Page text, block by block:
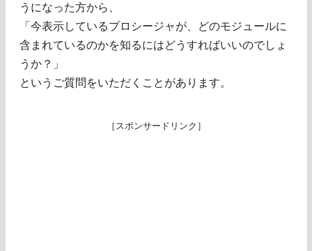
うになった方から、
「今表示しているプロシージャが、どのモジュールに
含まれているのかを知るにはどうすればいいのでしょ
うか？」
というご質問をいただくことがあります。
［スポンサードリンク］